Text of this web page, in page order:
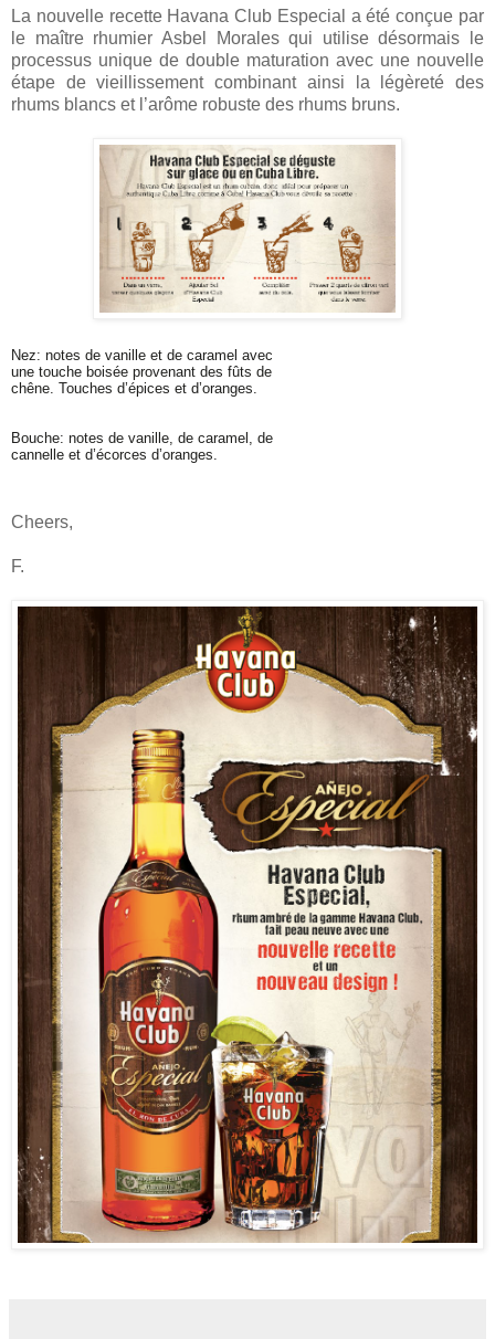
La nouvelle recette Havana Club Especial a été conçue par
le maître rhumier Asbel Morales qui utilise désormais le
processus unique de double maturation avec une nouvelle
étape de vieillissement combinant ainsi la légèreté des
rhums blancs et l’arôme robuste des rhums bruns.
Nez: notes de vanille et de caramel avec
une touche boisée provenant des fûts de
chêne. Touches d’épices et d’oranges.
Bouche: notes de vanille, de caramel, de
cannelle et d’écorces d’oranges.
Cheers,
F.